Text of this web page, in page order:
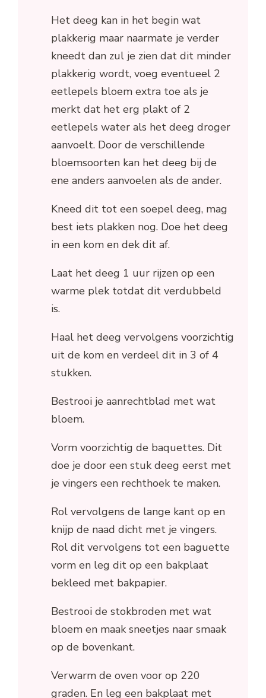
Het deeg kan in het begin wat
plakkerig maar naarmate je verder
kneedt dan zul je zien dat dit minder
plakkerig wordt, voeg eventueel 2
eetlepels bloem extra toe als je
merkt dat het erg plakt of 2
eetlepels water als het deeg droger
aanvoelt. Door de verschillende
bloemsoorten kan het deeg bij de
ene anders aanvoelen als de ander.
Kneed dit tot een soepel deeg, mag
best iets plakken nog. Doe het deeg
in een kom en dek dit af.
Laat het deeg 1 uur rijzen op een
warme plek totdat dit verdubbeld
is.
Haal het deeg vervolgens voorzichtig
uit de kom en verdeel dit in 3 of 4
stukken.
Bestrooi je aanrechtblad met wat
bloem.
Vorm voorzichtig de baquettes. Dit
doe je door een stuk deeg eerst met
je vingers een rechthoek te maken.
Rol vervolgens de lange kant op en
knijp de naad dicht met je vingers.
Rol dit vervolgens tot een baguette
vorm en leg dit op een bakplaat
bekleed met bakpapier.
Bestrooi de stokbroden met wat
bloem en maak sneetjes naar smaak
op de bovenkant.
Verwarm de oven voor op 220
graden. En leg een bakplaat met